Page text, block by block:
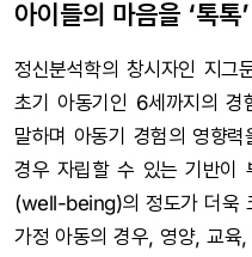
아이들의 마음을 ‘톡
정신분석학의 창시자인 지
초기 아동기인 6세까지의 경
말하며 아동기 경험의 영향
경우 자립할 수 있는 기반이
(well-being)의 정도가 더욱
가정 아동의 경우, 영양, 교육